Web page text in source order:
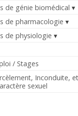
de génie biomédical
de pharmacologie
de physiologie
/ Stages
Inconduite,
sexuel